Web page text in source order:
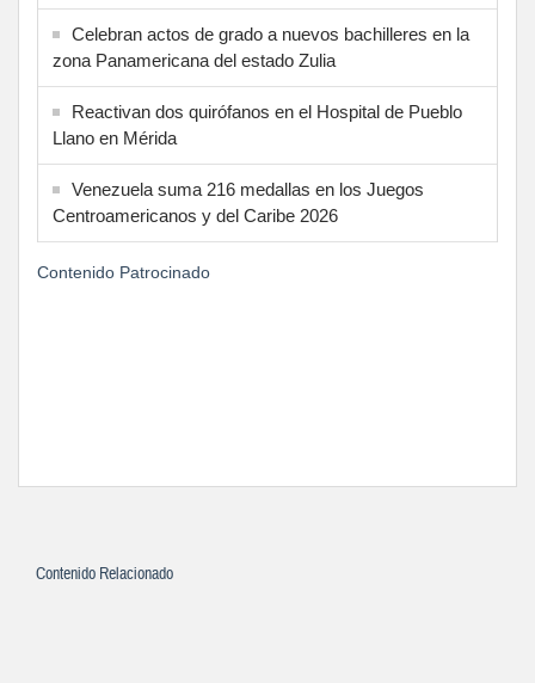
Celebran actos de grado a nuevos bachilleres en la
zona Panamericana del estado Zulia
Reactivan dos quirófanos en el Hospital de Pueblo
Llano en Mérida
Venezuela suma 216 medallas en los Juegos
Centroamericanos y del Caribe 2026
Contenido Patrocinado
Contenido Relacionado